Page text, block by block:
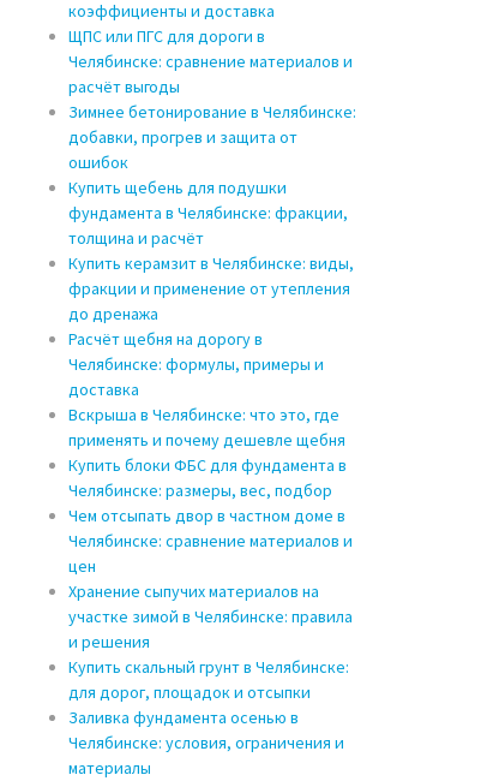
коэффициенты и доставка
ЩПС или ПГС для дороги в
Челябинске: сравнение материалов и
расчёт выгоды
Зимнее бетонирование в Челябинске:
добавки, прогрев и защита от
ошибок
Купить щебень для подушки
фундамента в Челябинске: фракции,
толщина и расчёт
Купить керамзит в Челябинске: виды,
фракции и применение от утепления
до дренажа
Расчёт щебня на дорогу в
Челябинске: формулы, примеры и
доставка
Вскрыша в Челябинске: что это, где
применять и почему дешевле щебня
Купить блоки ФБС для фундамента в
Челябинске: размеры, вес, подбор
Чем отсыпать двор в частном доме в
Челябинске: сравнение материалов и
цен
Хранение сыпучих материалов на
участке зимой в Челябинске: правила
и решения
Купить скальный грунт в Челябинске:
для дорог, площадок и отсыпки
Заливка фундамента осенью в
Челябинске: условия, ограничения и
материалы